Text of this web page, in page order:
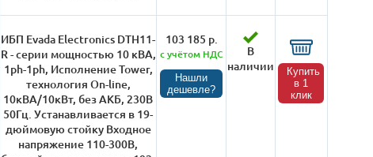
ИБП Evada Electronics DTH11-
R - серии мощностью 10 кВА,
1ph-1ph, Исполнение Tower,
технология On-line,
10кВА/10кВт, без АКБ, 230В
50Гц. Устанавливается в 19-
дюймовую стойку Входное
напряжение 110-300В,
103 185 р.
с учётом НДС
Нашли
дешевле?
В
наличии
Купить
в 1
клик